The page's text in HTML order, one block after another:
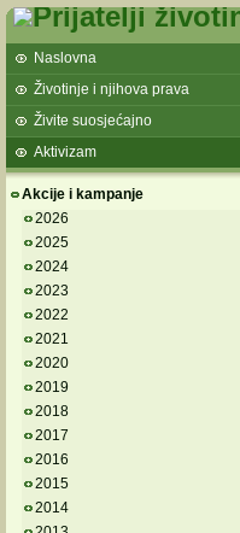
Naslovna
Životinje i njihova prava
Živite suosjećajno
Aktivizam
Akcije i kampanje
2026
2025
2024
2023
2022
2021
2020
2019
2018
2017
2016
2015
2014